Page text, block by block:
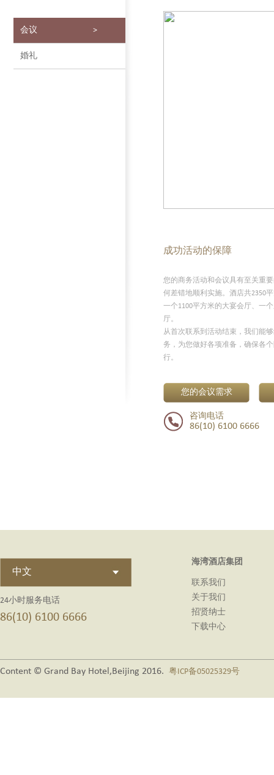
会议 >
婚礼
成功活动的保障
您的商务活动和会议具有至关重
何差错地顺利实施。酒店共2350
一个1100平方米的大宴会厅、一
厅。
从首次联系到活动结束，我们能
务，为您做好各项准备，确保各
行。
您的会议需求
咨询电话
86(10) 6100 6666
中文
24小时服务电话
86(10) 6100 6666
海湾酒店集团
联系我们
关于我们
招贤纳士
下载中心
Content © Grand Bay Hotel,Beijing 2016. 粤ICP备05025329号